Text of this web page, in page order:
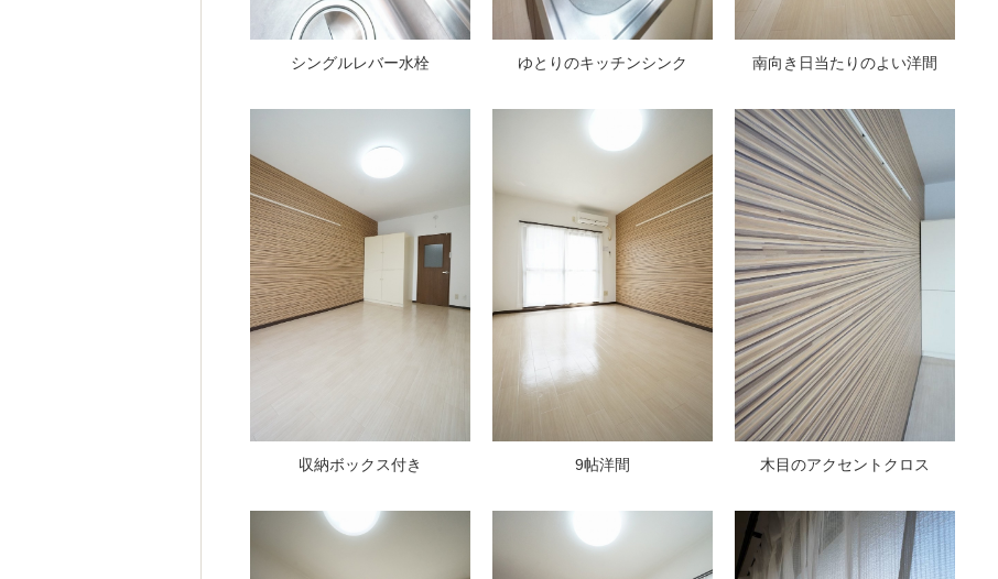
シングルレバー水栓 ゆとりのキッチンシンク 南向き日当たりのよい洋間
収納ボックス付き 9帖洋間 木目のアクセントクロス